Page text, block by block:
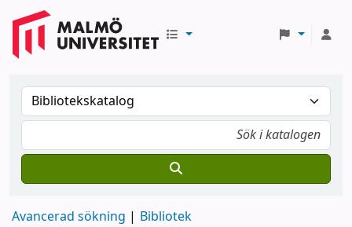
Avancerad sökning Bibliotek